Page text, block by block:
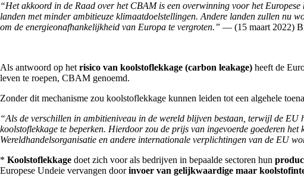
“Het akkoord in de Raad over het CBAM is een overwinning voor het
landen met minder ambitieuze klimaatdoelstellingen. Andere landen zullen nu
om de energieonafhankelijkheid van Europa te vergroten.” — (15 maart 2022)
Als antwoord op het risico van koolstoflekkage (carbon leakage) heeft de
leven te roepen, CBAM genoemd.
Zonder dit mechanisme zou koolstoflekkage kunnen leiden tot een algehele
“Als de verschillen in ambitieniveau in de wereld blijven bestaan, terwijl de
koolstoflekkage te beperken. Hierdoor zou de prijs van ingevoerde goederen
Wereldhandelsorganisatie en andere internationale verplichtingen van de EU
* Koolstoflekkage doet zich voor als bedrijven in bepaalde sectoren hun
Europese Undeie vervangen doorinvoer van gelijkwaardige maar